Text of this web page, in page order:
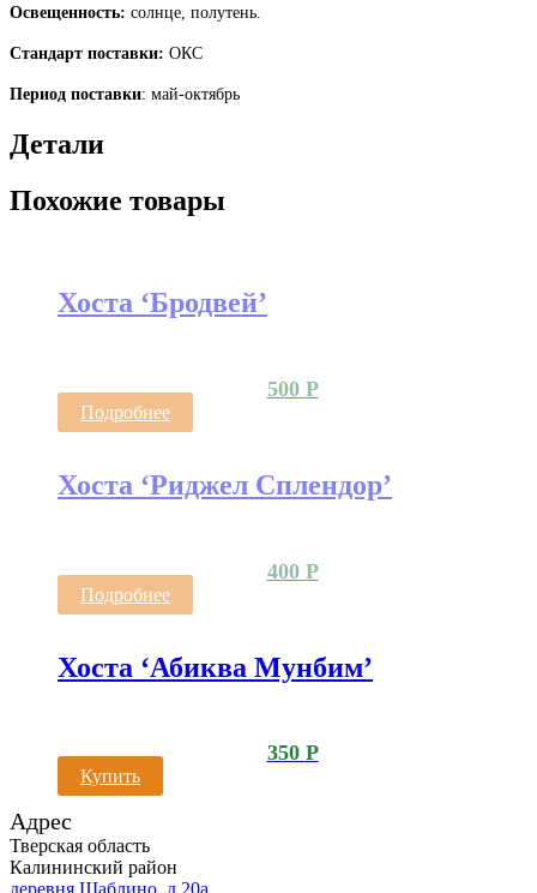
Освещенность: солнце, полутень.
Стандарт поставки: ОКС
Период поставки: май-октябрь
Детали
Похожие товары
Хоста ‘Бродвей’
500 Р
Подробнее
Хоста ‘Риджел Сплендор’
400 Р
Подробнее
Хоста ‘Абиква Мунбим’
350 Р
Купить
Адрес
Тверская область
Калининский район